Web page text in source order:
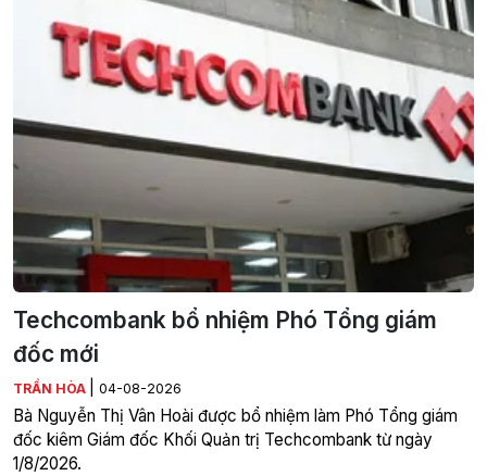
Techcombank bổ nhiệm Phó Tổng giám
đốc mới
TRẦN HÒA 04-08-2026
Bà Nguyễn Thị Vân Hoài được bổ nhiệm làm Phó Tổng giám
đốc kiêm Giám đốc Khối Quản trị Techcombank từ ngày
1/8/2026.